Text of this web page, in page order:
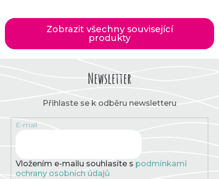
Zobrazit všechny související
produkty
Newsletter
Přihlaste se k odběru newsletteru
E-mail
Vložením e-mailu souhlasíte s podmínkami
ochrany osobních údajů